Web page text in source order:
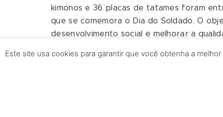
kimonos e 36 placas de tatames foram
que se comemora o Dia do Soldado. O
desenvolvimento social e melhorar a
promover a inclusão social, a convivência
Este site usa cookies para garantir que você obtenha a